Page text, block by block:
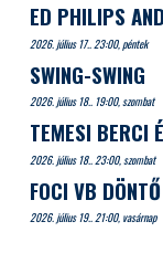
ED PHILIPS
2026. július 17.. 23:00, péntek
SWING-SWING
2026. július 18.. 19:00, szombat
TEMESI BERCI
2026. július 18.. 23:00, szombat
FOCI VB
2026. július 19.. 21:00, vasárnap